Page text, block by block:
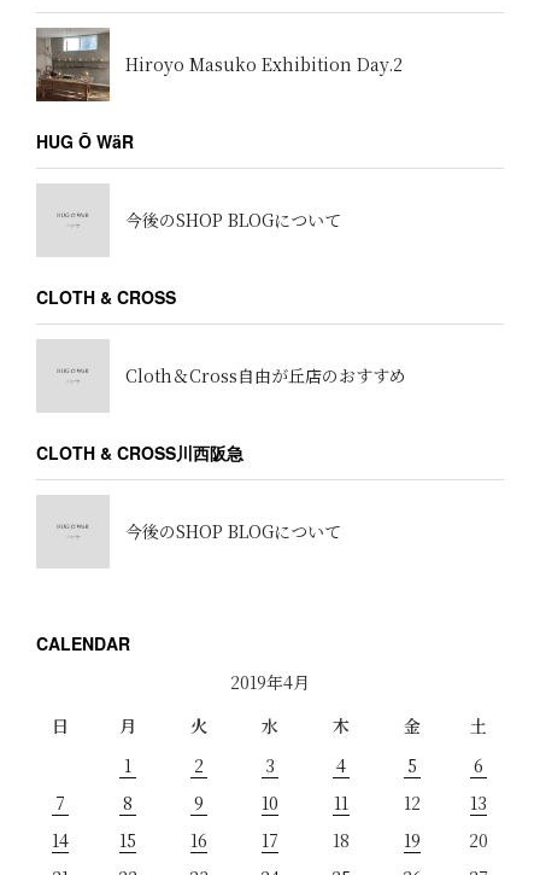
Hiroyo Masuko Exhibition Day.2
HUG Ō WäR
今後のSHOP BLOGについて
CLOTH & CROSS
Cloth＆Cross自由が丘店のおすすめ
CLOTH & CROSS川西阪急
今後のSHOP BLOGについて
CALENDAR
2019年4月
日
月 火 水 木 金
土
1
2 3 4 5
6
7
8 9 10 11 12
13
14
15 16 17 18 19
20